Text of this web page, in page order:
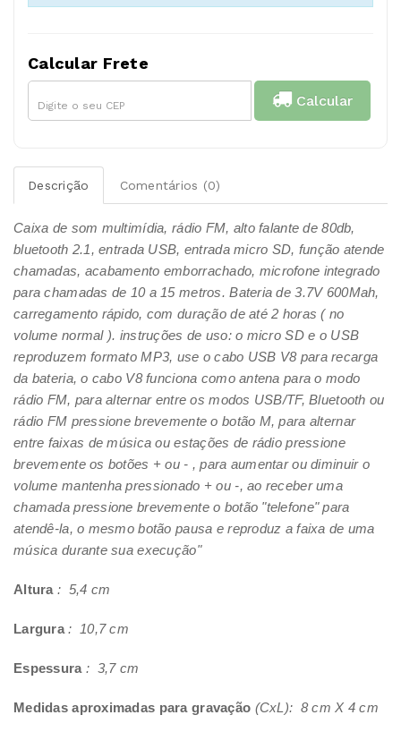
Calcular Frete
Calcular
Descrição Comentários (0)
Caixa de som multimídia, rádio FM, alto falante de 80db,
bluetooth 2.1, entrada USB, entrada micro SD, função atende
chamadas, acabamento emborrachado, microfone integrado
para chamadas de 10 a 15 metros. Bateria de 3.7V 600Mah,
carregamento rápido, com duração de até 2 horas ( no
volume normal ). instruções de uso: o micro SD e o USB
reproduzem formato MP3, use o cabo USB V8 para recarga
da bateria, o cabo V8 funciona como antena para o modo
rádio FM, para alternar entre os modos USB/TF, Bluetooth ou
rádio FM pressione brevemente o botão M, para alternar
entre faixas de música ou estações de rádio pressione
brevemente os botões + ou - , para aumentar ou diminuir o
volume mantenha pressionado + ou -, ao receber uma
chamada pressione brevemente o botão "telefone" para
atendê-la, o mesmo botão pausa e reproduz a faixa de uma
música durante sua execução"
Altura : 5,4 cm
Largura: 10,7 cm
Espessura : 3,7 cm
Medidas aproximadas para gravação (CxL): 8 cm X 4 cm